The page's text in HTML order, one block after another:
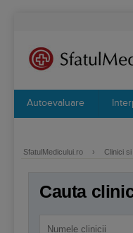
Autoevaluare
SfatulMedicului.ro › Clinici
Cauta